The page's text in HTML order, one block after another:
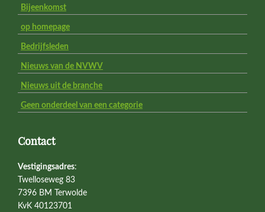
Bijeenkomst
op homepage
Bedrijfsleden
Nieuws van de NVWV
Nieuws uit de branche
Geen onderdeel van een categorie
Contact
Vestigingsadres:
Twelloseweg 83
7396 BM Terwolde
KvK 40123701